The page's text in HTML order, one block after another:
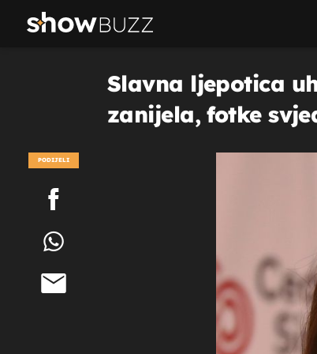
Slavna ljepotica
zanijela, fotke
PODIJELI